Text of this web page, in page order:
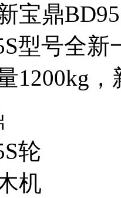
新宝鼎
型号全新
1200kg